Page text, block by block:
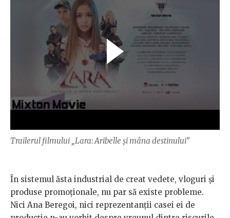
Trailerul filmului „Lara: Aribelle și mâna destinului”
În sistemul ăsta industrial de creat vedete, vloguri și
produse promoționale, nu par să existe probleme.
Nici Ana Beregoi, nici reprezentanții casei ei de